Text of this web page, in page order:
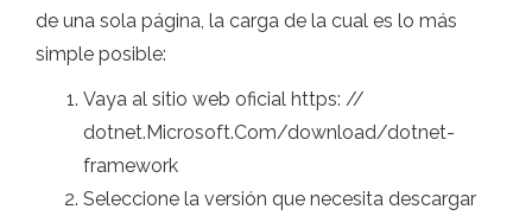
de una sola página, la carga de la cual es lo más
simple posible:
Vaya al sitio web oficial https: //
dotnet.Microsoft.Com/download/dotnet-
framework
Seleccione la versión que necesita descargar